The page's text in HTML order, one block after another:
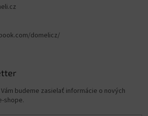
domelicz/
budeme zasielať informácie o nových
shope.